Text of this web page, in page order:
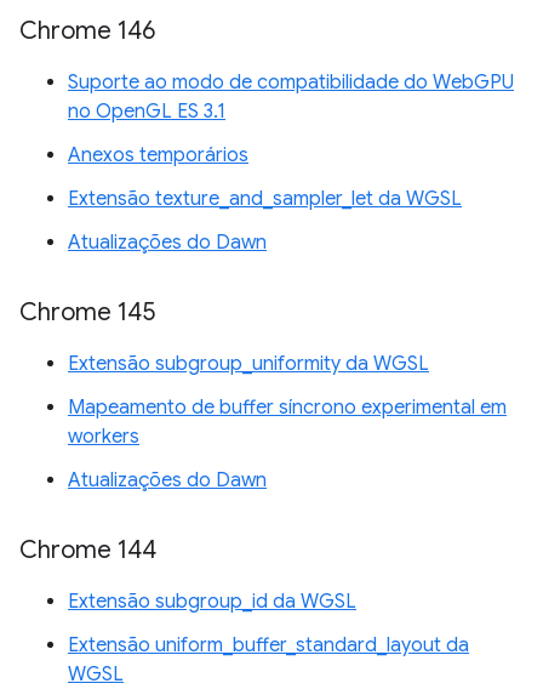
Chrome 146
Suporte ao modo de compatibilidade do WebGPU
no OpenGL ES 3.1
Anexos temporários
Extensão texture_and_sampler_let da WGSL
Atualizações do Dawn
Chrome 145
Extensão subgroup_uniformity da WGSL
Mapeamento de buffer síncrono experimental em
workers
Atualizações do Dawn
Chrome 144
Extensão subgroup_id da WGSL
Extensão uniform_buffer_standard_layout da
WGSL